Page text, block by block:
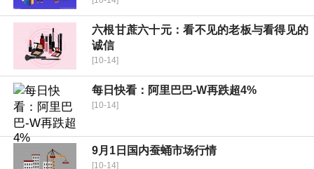
六根甘蔗六十元：看不见的老板与看得见的
诚信
[10-14]
每日快看：阿里巴巴-W再跌超4%
[10-14]
9月1日国内蚕蛹市场行情
[10-14]